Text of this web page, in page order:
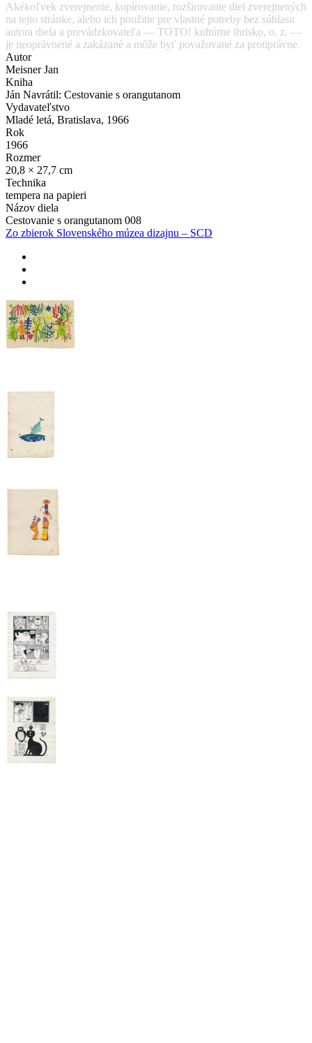
Akékoľvek zverejnenie, kopírovanie, rozširovanie diel zverejnených
na tejto stránke, alebo ich použitie pre vlastné potreby bez súhlasu
autora diela a prevádzkovateľa — TOTO! kultúrne ihrisko, o. z. —
je neoprávnené a zakázané a môže byť považované za protiprávne.
Autor
Meisner Jan
Kniha
Ján Navrátil: Cestovanie s orangutanom
Vydavateľstvo
Mladé letá, Bratislava, 1966
Rok
1966
Rozmer
20,8 × 27,7 cm
Technika
tempera na papieri
Názov diela
Cestovanie s orangutanom 008
Zo zbierok Slovenského múzea dizajnu – SCD